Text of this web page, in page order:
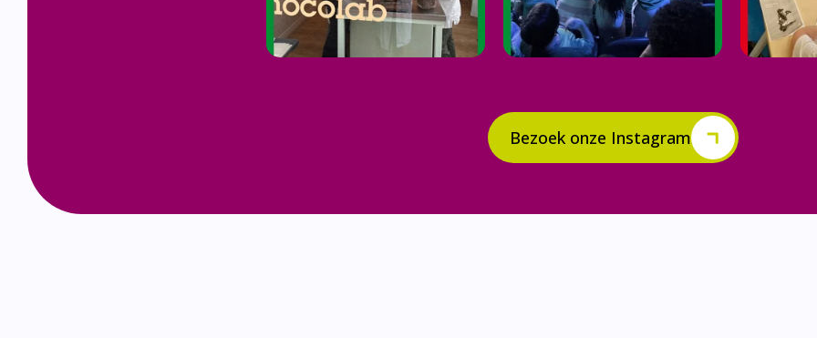
Bezoek onze Instagram